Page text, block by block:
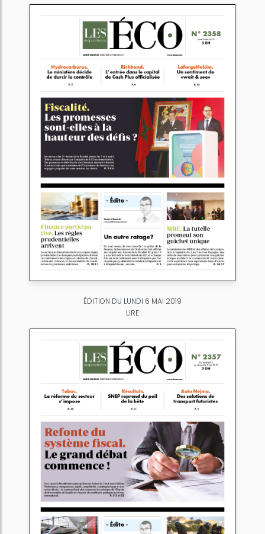
ÉDITION DU LUNDI 6 MAI 2019
LIRE